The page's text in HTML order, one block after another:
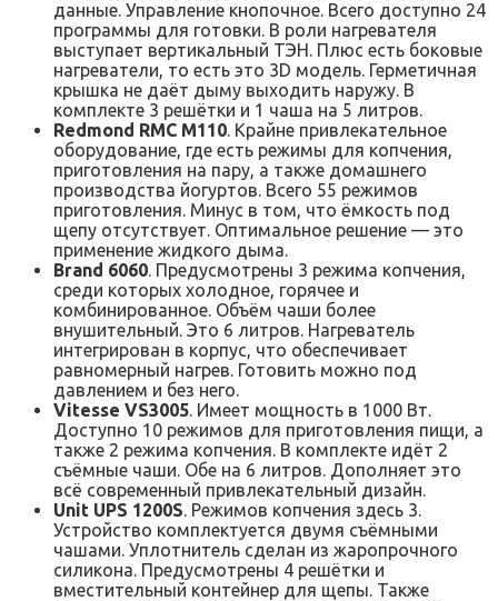
данные. Управление кнопочное. Всего доступно 24
программы для готовки. В роли нагревателя
выступает вертикальный ТЭН. Плюс есть боковые
нагреватели, то есть это 3D модель. Герметичная
крышка не даёт дыму выходить наружу. В
комплекте 3 решётки и 1 чаша на 5 литров.
Redmond RMC M110. Крайне привлекательное
оборудование, где есть режимы для копчения,
приготовления на пару, а также домашнего
производства йогуртов. Всего 55 режимов
приготовления. Минус в том, что ёмкость под
щепу отсутствует. Оптимальное решение — это
применение жидкого дыма.
Brand 6060. Предусмотрены 3 режима копчения,
среди которых холодное, горячее и
комбинированное. Объём чаши более
внушительный. Это 6 литров. Нагреватель
интегрирован в корпус, что обеспечивает
равномерный нагрев. Готовить можно под
давлением и без него.
Vitesse VS3005. Имеет мощность в 1000 Вт.
Доступно 10 режимов для приготовления пищи, а
также 2 режима копчения. В комплекте идёт 2
съёмные чаши. Обе на 6 литров. Дополняет это
всё современный привлекательный дизайн.
Unit UPS 1200S. Режимов копчения здесь 3.
Устройство комплектуется двумя съёмными
чашами. Уплотнитель сделан из жаропрочного
силикона. Предусмотрены 4 решётки и
вместительный контейнер для щепы. Также